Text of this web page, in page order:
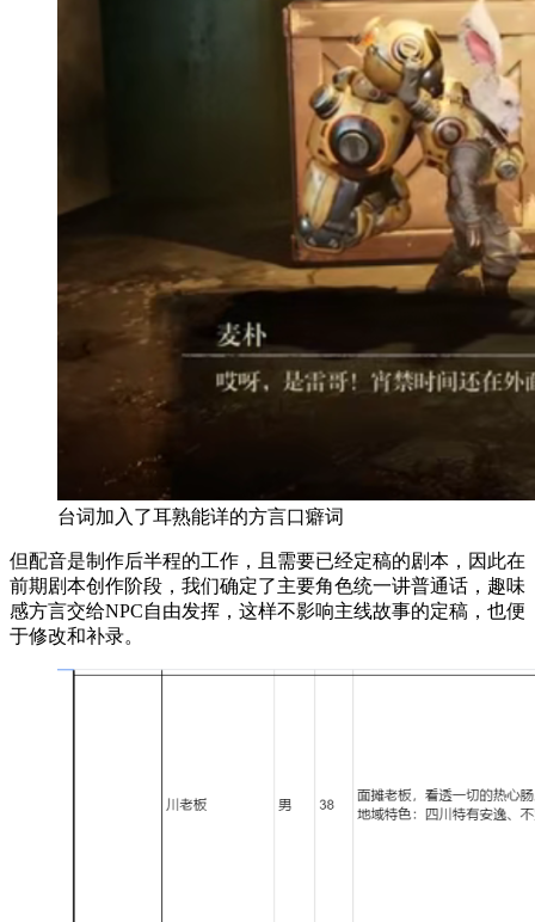
台词加入了耳熟能详的方言口癖词
但配音是制作后半程的工作，且需要已经定稿的剧本，因此在
前期剧本创作阶段，我们确定了主要角色统一讲普通话，趣味
感方言交给NPC自由发挥，这样不影响主线故事的定稿，也便
于修改和补录。